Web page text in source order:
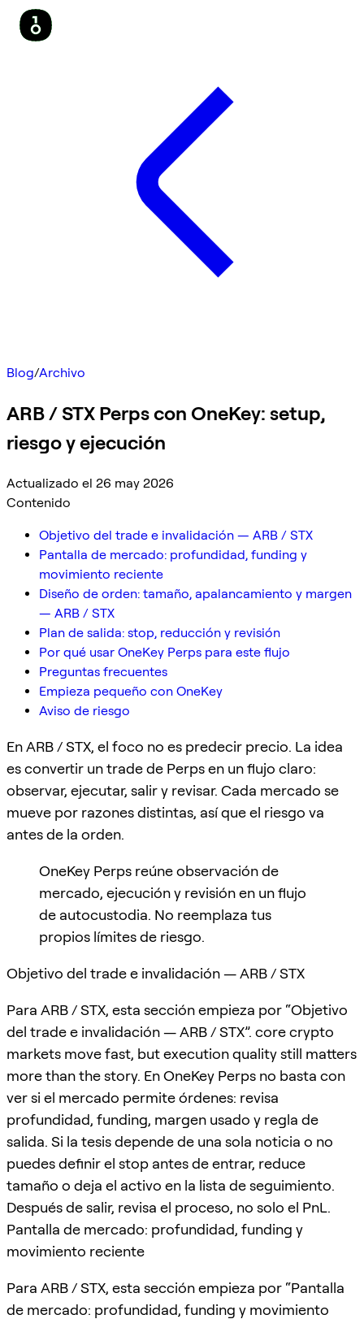
Blog/Archivo
ARB / STX Perps con OneKey: setup,
riesgo y ejecución
Actualizado el 26 may 2026
Contenido
Objetivo del trade e invalidación — ARB / STX
Pantalla de mercado: profundidad, funding y
movimiento reciente
Diseño de orden: tamaño, apalancamiento y margen
— ARB / STX
Plan de salida: stop, reducción y revisión
Por qué usar OneKey Perps para este flujo
Preguntas frecuentes
Empieza pequeño con OneKey
Aviso de riesgo
En ARB / STX, el foco no es predecir precio. La idea
es convertir un trade de Perps en un flujo claro:
observar, ejecutar, salir y revisar. Cada mercado se
mueve por razones distintas, así que el riesgo va
antes de la orden.
OneKey Perps reúne observación de
mercado, ejecución y revisión en un flujo
de autocustodia. No reemplaza tus
propios límites de riesgo.
Objetivo del trade e invalidación — ARB / STX
Para ARB / STX, esta sección empieza por “Objetivo
del trade e invalidación — ARB / STX”. core crypto
markets move fast, but execution quality still matters
more than the story. En OneKey Perps no basta con
ver si el mercado permite órdenes: revisa
profundidad, funding, margen usado y regla de
salida. Si la tesis depende de una sola noticia o no
puedes definir el stop antes de entrar, reduce
tamaño o deja el activo en la lista de seguimiento.
Después de salir, revisa el proceso, no solo el PnL.
Pantalla de mercado: profundidad, funding y
movimiento reciente
Para ARB / STX, esta sección empieza por “Pantalla
de mercado: profundidad, funding y movimiento